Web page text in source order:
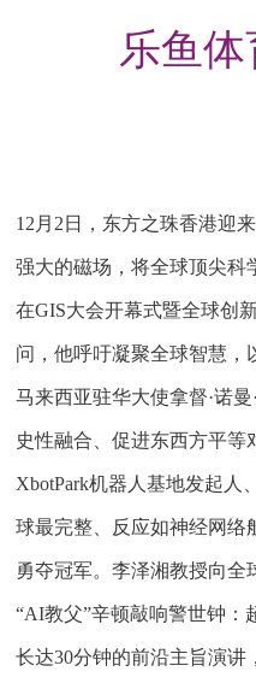
乐鱼
12月2日，东方之珠香港迎
强大的磁场，将全球顶尖科
在GIS大会开幕式暨全球创
问，他呼吁凝聚全球智慧，
马来西亚驻华大使拿督·诺
史性融合、促进东西方平
XbotPark机器人基地发起
球最完整、反应如神经网
勇夺冠军。李泽湘教授向全
“AI教父”辛顿敲响警世钟：
长达30分钟的前沿主旨演